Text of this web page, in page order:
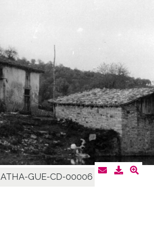
ATHA-GUE-CD-00006